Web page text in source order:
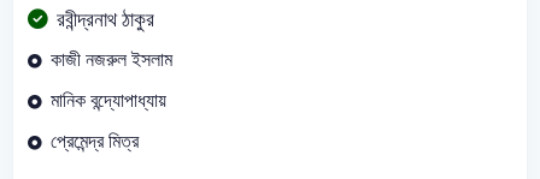
রবীন্দ্রনাথ ঠাকুর
কাজী নজরুল ইসলাম
মানিক বন্দ্যোপাধ্যায়
প্রেমেন্দ্র মিত্র